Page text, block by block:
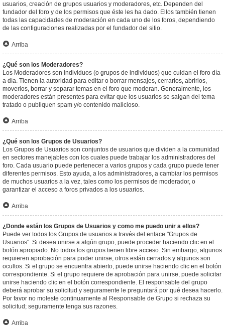
usuarios, creación de grupos usuarios y moderadores, etc. Dependen del
fundador del foro y de los permisos que éste les ha dado. Ellos también tienen
todas las capacidades de moderación en cada uno de los foros, dependiendo
de las configuraciones realizadas por el fundador del sitio.
Arriba
¿Qué son los Moderadores?
Los Moderadores son individuos (o grupos de individuos) que cuidan el foro día
a día. Tienen la autoridad para editar o borrar mensajes, cerrarlos, abrirlos,
moverlos, borrar y separar temas en el foro que moderan. Generalmente, los
moderadores están presentes para evitar que los usuarios se salgan del tema
tratado o publiquen spam y/o contenido malicioso.
Arriba
¿Qué son los Grupos de Usuarios?
Los Grupos de Usuarios son conjuntos de usuarios que dividen a la comunidad
en sectores manejables con los cuales puede trabajar los administradores del
foro. Cada usuario puede pertenecer a varios grupos y cada grupo puede tener
diferentes permisos. Esto ayuda, a los administradores, a cambiar los permisos
de muchos usuarios a la vez, tales como los permisos de moderador, o
garantizar el acceso a foros privados a los usuarios.
Arriba
¿Donde están los Grupos de Usuarios y como me puedo unir a ellos?
Puede ver todos los Grupos de usuarios a través del enlace "Grupos de
Usuarios". Si desea unirse a algún grupo, puede proceder haciendo clic en el
botón apropiado. No todos los grupos tienen libre acceso. Sin embargo, algunos
requieren aprobación para poder unirse, otros están cerrados y algunos son
ocultos. Si el grupo se encuentra abierto, puede unirse haciendo clic en el botón
correspondiente. Si el grupo requiere de aprobación para unirse, puede solicitar
unirse haciendo clic en el botón correspondiente. El responsable del grupo
deberá aprobar su solicitud y seguramente le preguntará por qué desea hacerlo.
Por favor no moleste continuamente al Responsable de Grupo si rechaza su
solicitud; seguramente tenga sus razones.
Arriba